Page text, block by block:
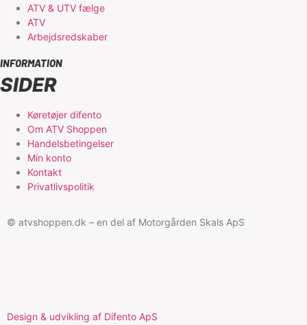
ATV & UTV fælge
ATV
Arbejdsredskaber
INFORMATION
SIDER
Køretøjer difento
Om ATV Shoppen
Handelsbetingelser
Min konto
Kontakt
Privatlivspolitik
© atvshoppen.dk – en del af Motorgården Skals ApS
Design & udvikling af Difento ApS